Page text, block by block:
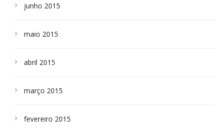
junho 2015
maio 2015
abril 2015
março 2015
fevereiro 2015